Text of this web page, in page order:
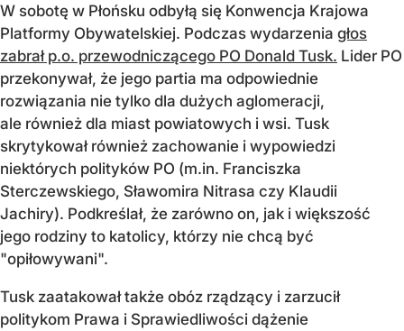
W sobotę w Płońsku odbyłą się Konwencja Krajowa
Platformy Obywatelskiej. Podczas wydarzenia głos
zabrał p.o. przewodniczącego PO Donald Tusk. Lider PO
przekonywał, że jego partia ma odpowiednie
rozwiązania nie tylko dla dużych aglomeracji,
ale również dla miast powiatowych i wsi. Tusk
skrytykował również zachowanie i wypowiedzi
niektórych polityków PO (m.in. Franciszka
Sterczewskiego, Sławomira Nitrasa czy Klaudii
Jachiry). Podkreślał, że zarówno on, jak i większość
jego rodziny to katolicy, którzy nie chcą być
"opiłowywani".
Tusk zaatakował także obóz rządzący i zarzucił
politykom Prawa i Sprawiedliwości dążenie